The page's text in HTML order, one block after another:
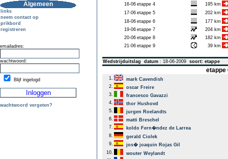
Algemeen
links
neem contact op
prikbord
registreren
emailadres:
wachtwoord:
Blijf ingelogd
wachtwoord vergeten?
16-06 etappe 4
195 km
17-06 etappe 5
202 km
18-06 etappe 6
177 km
19-06 etappe 7
204 km
20-06 etappe 8
182 km
21-06 etappe 9 39 km
Wedstrijduitslag datum : 18-06-2009 soort: etappe
etappe
1.
mark Cavendish
2.
oscar Freire
3.
francesco Gavazzi
4.
thor Hushovd
5.
jurgen Roelandts
6.
matti Breschel
7.
koldo Fern�ndez de Larrea
8.
gerald Ciolek
9.
jos� joaquin Rojas Gil
10.
wouter Weylandt